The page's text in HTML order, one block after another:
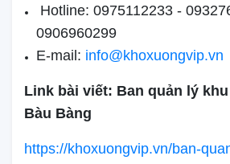
Hotline: 0975112233 -
0906960299
E-mail: info@khoxuongvip.vn
Link bài viết: Ban quản lý
Bàu Bàng
https://khoxuongvip.vn/ban-